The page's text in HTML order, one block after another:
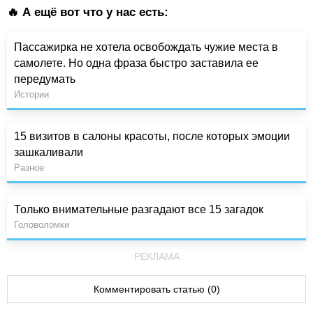
🔥 А ещё вот что у нас есть:
Пассажирка не хотела освобождать чужие места в
самолете. Но одна фраза быстро заставила ее
передумать
Истории
15 визитов в салоны красоты, после которых эмоции
зашкаливали
Разное
Только внимательные разгадают все 15 загадок
Головоломки
РЕКЛАМА
Комментировать статью (0)